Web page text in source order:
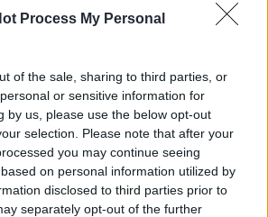
Process My Personal
of the sale, sharing to third parties, or
or sensitive information for
by us, please use the below opt-out
selection. Please note that after your
you may continue seeing
on personal information utilized by
disclosed to third parties prior to
separately opt-out of the further
αναζήτησης
stonisi.gr on Google ↗